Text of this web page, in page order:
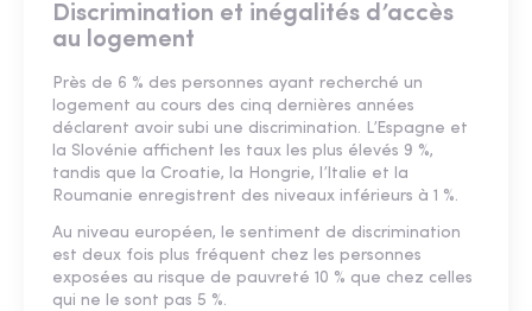
Discrimination et inégalités d’accès
au logement
Près de 6 % des personnes ayant recherché un
logement au cours des cinq dernières années
déclarent avoir subi une discrimination. L’Espagne et
la Slovénie affichent les taux les plus élevés 9 %,
tandis que la Croatie, la Hongrie, l’Italie et la
Roumanie enregistrent des niveaux inférieurs à 1 %.
Au niveau européen, le sentiment de discrimination
est deux fois plus fréquent chez les personnes
exposées au risque de pauvreté 10 % que chez celles
qui ne le sont pas 5 %.